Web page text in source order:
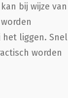
bij wijze van
liggen. Snel
worden